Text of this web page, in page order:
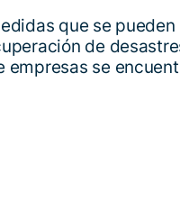
que se
de
empresas se